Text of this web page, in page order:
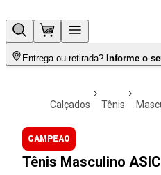
Entrega ou retirada? Informe o
calçados tênis
CAMPEAO
Tênis Masculino